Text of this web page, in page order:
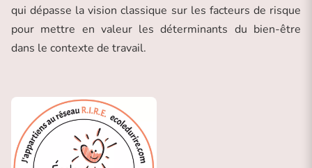
qui dépasse la vision classique sur les facteurs de risque
pour mettre en valeur les déterminants du bien-être
dans le contexte de travail.